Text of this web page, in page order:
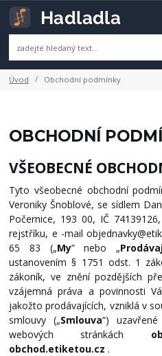
Úvod Obchodní podmínky
OBCHODNÍ
VŠEOBECNÉ
Tyto všeobecné obchodní
Veroniky Šnoblové, se sídlem
Počernice, 193 00, IČ
rejstříku, e -mail
65 83 („My” nebo „
ustanovením § 1751 odst. 1
zákoník, ve znění pozdějších
vzájemná práva a povinnosti
jakožto prodávajících, vzniklá v
smlouvy („Smlouva“)
webových stránkách
obchod.etiketou.cz .